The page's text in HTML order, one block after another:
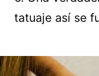
tatuaje así se